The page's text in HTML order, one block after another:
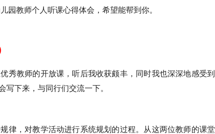
园教师个人听课心得体会，希望能帮到你。
秀教师的开放课，听后我收获颇丰，同时我也深深地感受到
写下来，与同行们交流一下。
律，对教学活动进行系统规划的过程。从这两位教师的课堂